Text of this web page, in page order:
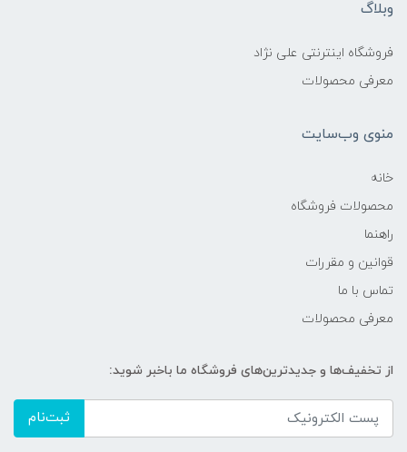
وبلاگ
فروشگاه اینترنتی علی نژاد
معرفی محصولات
منوی وب‌سایت
خانه
محصولات فروشگاه
راهنما
قوانین و مقررات
تماس با ما
معرفی محصولات
از تخفیف‌ها و جدیدترین‌های فروشگاه ما باخبر شوید:
ثبت‌نام